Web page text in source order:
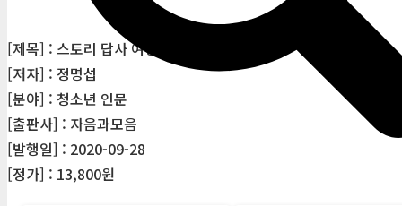
[제목] : 스토리 답사 여행(청소년인문14)
[저자] : 정명섭
[분야] : 청소년 인문
[출판사] : 자음과모음
[발행일] : 2020-09-28
[정가] : 13,800원